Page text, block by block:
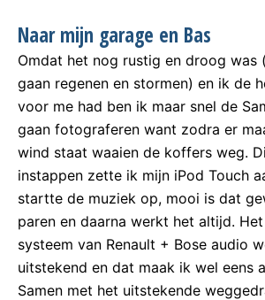
Naar mijn garage en Bas
Omdat het nog rustig en droog was
gaan regenen en stormen) en ik de
voor me had ben ik maar snel de
gaan fotograferen want zodra er
wind staat waaien de koffers weg.
instappen zette ik mijn iPod Touch
startte de muziek op, mooi is dat
paren en daarna werkt het altijd.
systeem van Renault + Bose audio
uitstekend en dat maak ik wel eens
Samen met het uitstekende